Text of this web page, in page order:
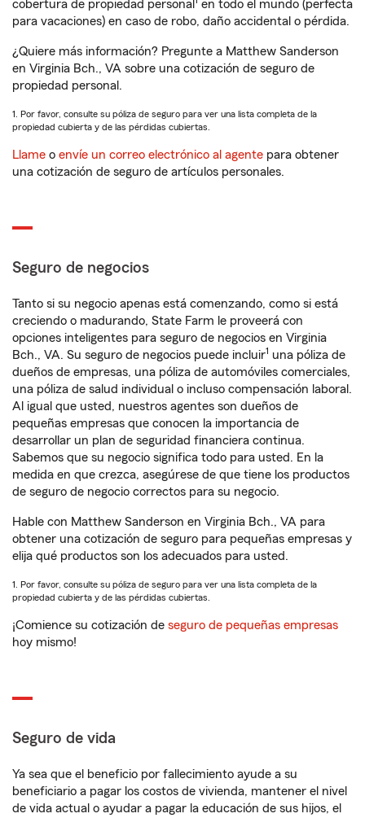
cobertura de propiedad personal
en todo el mundo (perfecta
para vacaciones) en caso de robo, daño accidental o pérdida.
¿Quiere más información? Pregunte a Matthew Sanderson
en Virginia Bch., VA sobre una cotización de seguro de
propiedad personal.
1. Por favor, consulte su póliza de seguro para ver una lista completa de la
propiedad cubierta y de las pérdidas cubiertas.
Llame o envíe un correo electrónico al agente para obtener
una cotización de seguro de artículos personales.
Seguro de negocios
Tanto si su negocio apenas está comenzando, como si está
creciendo o madurando, State Farm le proveerá con
opciones inteligentes para seguro de negocios en Virginia
Bch., VA. Su seguro de negocios puede incluir1 una póliza de
dueños de empresas, una póliza de automóviles comerciales,
una póliza de salud individual o incluso compensación laboral.
Al igual que usted, nuestros agentes son dueños de
pequeñas empresas que conocen la importancia de
desarrollar un plan de seguridad financiera continua.
Sabemos que su negocio significa todo para usted. En la
medida en que crezca, asegúrese de que tiene los productos
de seguro de negocio correctos para su negocio.
Hable con Matthew Sanderson en Virginia Bch., VA para
obtener una cotización de seguro para pequeñas empresas y
elija qué productos son los adecuados para usted.
1. Por favor, consulte su póliza de seguro para ver una lista completa de la
propiedad cubierta y de las pérdidas cubiertas.
¡Comience su cotización de seguro de pequeñas empresas
hoy mismo!
Seguro de vida
Ya sea que el beneficio por fallecimiento ayude a su
beneficiario a pagar los costos de vivienda, mantener el nivel
de vida actual o ayudar a pagar la educación de sus hijos, el